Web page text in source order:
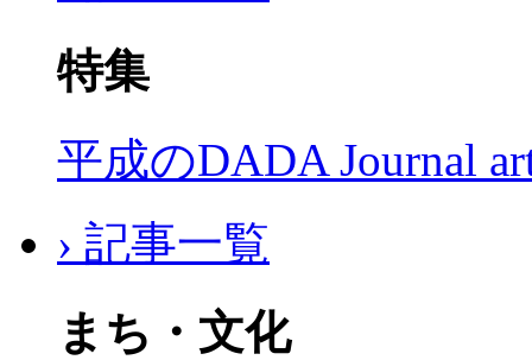
特集
平成のDADA Journal
› 記事一覧
まち・文化